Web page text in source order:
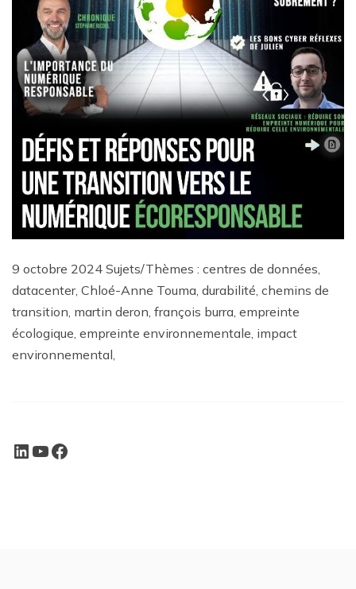
9 octobre 2024 Sujets/Thèmes : centres de données,
datacenter, Chloé-Anne Touma, durabilité, chemins de
transition, martin deron, françois burra, empreinte
écologique, empreinte environnementale, impact
environnemental,